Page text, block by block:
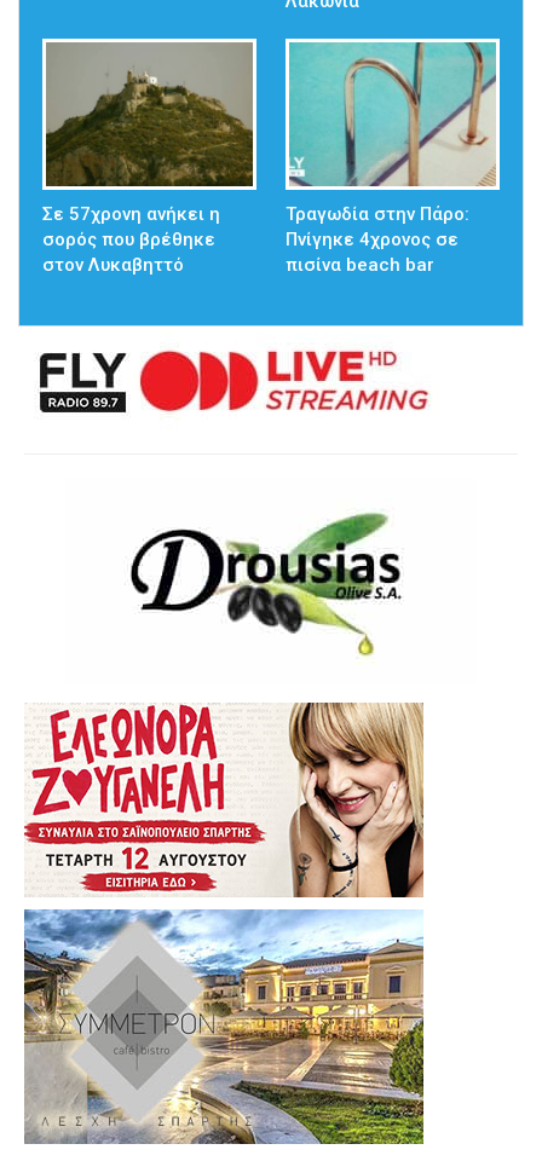
Σε 57χρονη ανήκει η
σορός που βρέθηκε
στον Λυκαβηττό
Τραγωδία στην Πάρο:
Πνίγηκε 4χρονος σε
πισίνα beach bar